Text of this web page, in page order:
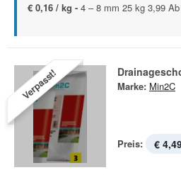
€ 0,16 / kg - 4 – 8 mm 25 kg 3,99
Verpasst! Marke: Min2C
Preis: €